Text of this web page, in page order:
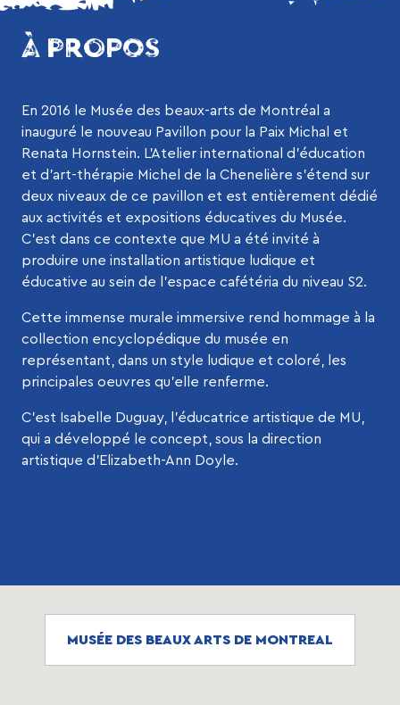
À PROPOS
En 2016 le Musée des beaux-arts de Montréal a
inauguré le nouveau Pavillon pour la Paix Michal et
Renata Hornstein. L’Atelier international d’éducation
et d’art-thérapie Michel de la Chenelière s’étend sur
deux niveaux de ce pavillon et est entièrement dédié
aux activités et expositions éducatives du Musée.
C’est dans ce contexte que MU a été invité à
produire une installation artistique ludique et
éducative au sein de l’espace cafétéria du niveau S2.
Cette immense murale immersive rend hommage à la
collection encyclopédique du musée en
représentant, dans un style ludique et coloré, les
principales oeuvres qu’elle renferme.
C’est Isabelle Duguay, l’éducatrice artistique de MU,
qui a développé le concept, sous la direction
artistique d’Elizabeth-Ann Doyle.
MUSÉE DES BEAUX ARTS DE MONTREAL